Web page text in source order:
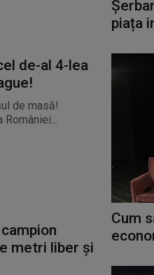
de-al 4-lea
de masă!
metri liber și
piața
Cum